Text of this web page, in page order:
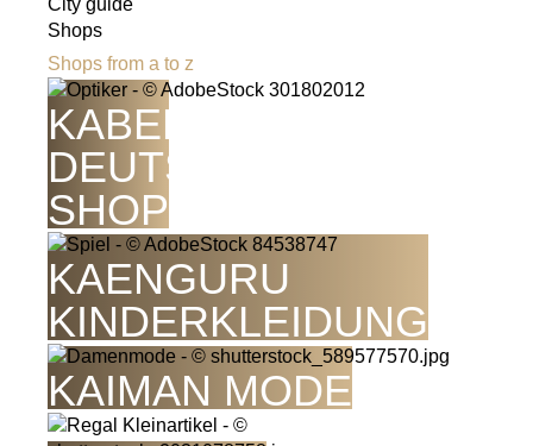
City guide
Shops
Shops from a to z
KABEL
DEUTSCHLAND
SHOP
KAENGURU
KINDERKLEIDUNG
KAIMAN MODE